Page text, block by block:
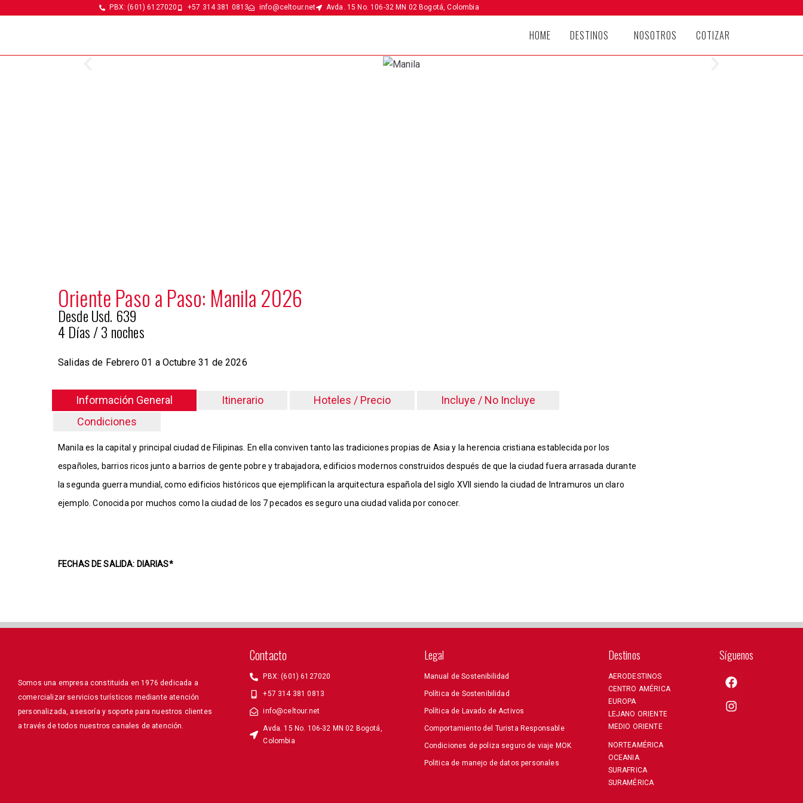
PBX: (601) 6127020 +57 314 381 0813 info@celtour.net Avda. 15 No. 106-32 MN 02 Bogotá, Colombia
HOME DESTINOS NOSOTROS COTIZAR
Oriente Paso a Paso: Manila 2026
Desde Usd. 639
4 Días / 3 noches
Salidas de Febrero 01 a Octubre 31 de 2026
Información General Itinerario Hoteles / Precio
Incluye / No Incluye
Condiciones
Manila es la capital y principal ciudad de Filipinas. En ella conviven tanto las tradiciones propias de Asia y la herencia cristiana establecida por los
españoles, barrios ricos junto a barrios de gente pobre y trabajadora, edificios modernos construidos después de que la ciudad fuera arrasada durante
la segunda guerra mundial, como edificios históricos que ejemplifican la arquitectura española del siglo XVII siendo la ciudad de Intramuros un claro
ejemplo. Conocida por muchos como la ciudad de los 7 pecados es seguro una ciudad valida por conocer.
FECHAS DE SALIDA: DIARIAS*
Somos una empresa constituida en 1976 dedicada a
comercializar servicios turísticos mediante atención
personalizada, asesoría y soporte para nuestros clientes
a través de todos nuestros canales de atención.
Contacto
PBX: (601) 6127020
+57 314 381 0813
info@celtour.net
Avda. 15 No. 106-32 MN 02 Bogotá,
Colombia
Legal
Manual de Sostenibilidad
Política de Sostenibilidad
Política de Lavado de Activos
Comportamiento del Turista Responsable
Condiciones de poliza seguro de viaje MOK
Politica de manejo de datos personales
Destinos
AERODESTINOS
CENTRO AMÉRICA
EUROPA
LEJANO ORIENTE
MEDIO ORIENTE
NORTEAMÉRICA
OCEANIA
SURAFRICA
SURAMÉRICA
Síguenos